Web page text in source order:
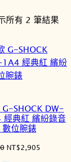
所有 2 筆結果
項
G-SHOCK DW-
典紅 繽紛錄音
數位腕錶
原
NT$2,905目